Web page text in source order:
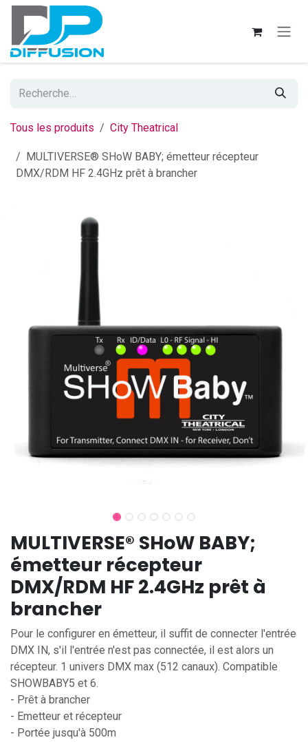
Se rendre au contenu
Tous les produits City Theatrical
MULTIVERSE® SHoW BABY; émetteur récepteur
DMX/RDM HF 2.4GHz prêt à brancher
MULTIVERSE® SHoW BABY;
émetteur récepteur
DMX/RDM HF 2.4GHz prêt à
brancher
Pour le configurer en émetteur, il suffit de connecter l'entrée
DMX IN, s'il l'entrée n'est pas connectée, il est alors un
récepteur. 1 univers DMX max (512 canaux). Compatible
SHOWBABY5 et 6.
- Prêt à brancher
- Emetteur et récepteur
- Portée jusqu'à 500m